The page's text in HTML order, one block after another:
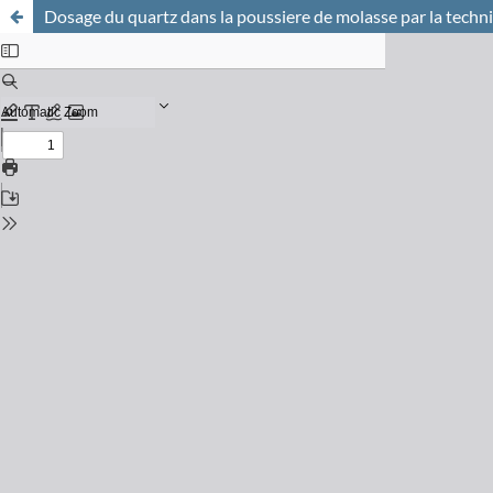
Dosage du quartz dans la poussiere de molasse par la